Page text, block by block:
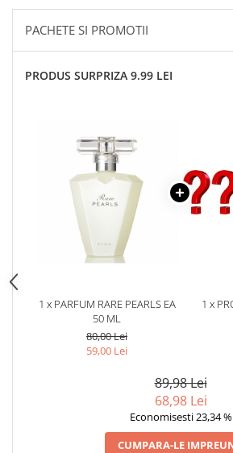
PACHETE SI PROMOTII
PRODUS SURPRIZA 9.99 LEI
1 x PARFUM RARE PEARLS EA
50 ML
80,00 Lei
59,00 Lei
1 x
89,98 Lei
68,98 Lei
Economisesti 23,34 %
CUMPARA-LE